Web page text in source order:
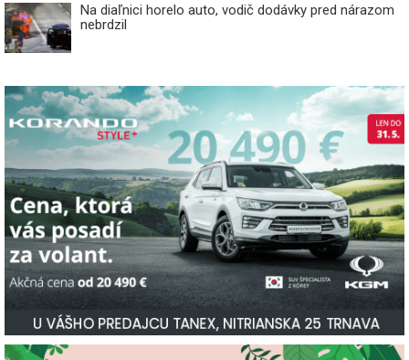
Na diaľnici horelo auto, vodič dodávky pred nárazom
nebrdzil